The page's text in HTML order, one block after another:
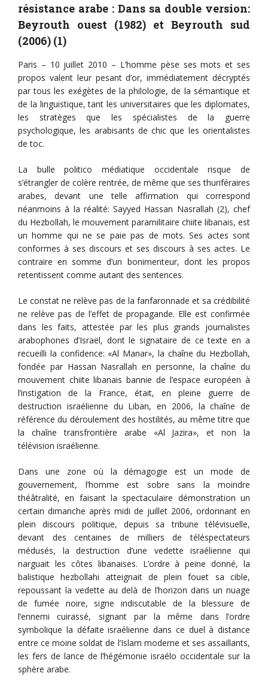
résistance arabe : Dans sa double version:
Beyrouth ouest (1982) et Beyrouth sud
(2006) (1)
Paris – 10 juillet 2010 – L’homme pèse ses mots et ses
propos valent leur pesant d’or, immédiatement décryptés
par tous les exégètes de la philologie, de la sémantique et
de la linguistique, tant les universitaires que les diplomates,
les stratèges que les spécialistes de la guerre
psychologique, les arabisants de chic que les orientalistes
de toc.
La bulle politico médiatique occidentale risque de
s’étrangler de colère rentrée, de même que ses thuriféraires
arabes, devant une telle affirmation qui correspond
néanmoins à la réalité: Sayyed Hassan Nasrallah (2), chef
du Hezbollah, le mouvement paramilitaire chiite libanais, est
un homme qui ne se paie pas de mots. Ses actes sont
conformes à ses discours et ses discours à ses actes. Le
contraire en somme d’un bonimenteur, dont les propos
retentissent comme autant des sentences.
Le constat ne relève pas de la fanfaronnade et sa crédibilité
ne relève pas de l’effet de propagande. Elle est confirmée
dans les faits, attestée par les plus grands journalistes
arabophones d’Israël, dont le signataire de ce texte en a
recueilli la confidence: «Al Manar», la chaîne du Hezbollah,
fondée par Hassan Nasrallah en personne, la chaîne du
mouvement chiite libanais bannie de l’espace européen à
l’instigation de la France, était, en pleine guerre de
destruction israélienne du Liban, en 2006, la chaîne de
référence du déroulement des hostilités, au même titre que
la chaîne transfrontière arabe «Al Jazira», et non la
télévision israélienne.
Dans une zone où la démagogie est un mode de
gouvernement, l’homme est sobre sans la moindre
théâtralité, en faisant la spectaculaire démonstration un
certain dimanche après midi de juillet 2006, ordonnant en
plein discours politique, depuis sa tribune télévisuelle,
devant des centaines de milliers de téléspectateurs
médusés, la destruction d’une vedette israélienne qui
narguait les côtes libanaises. L’ordre à peine donné, la
balistique hezbollahi atteignait de plein fouet sa cible,
repoussant la vedette au delà de l’horizon dans un nuage
de fumée noire, signe indiscutable de la blessure de
l’ennemi cuirassé, signant par la même dans l’ordre
symbolique la défaite israélienne dans ce duel à distance
entre ce moine soldat de l’Islam moderne et ses assaillants,
les fers de lance de l’hégémonie israélo occidentale sur la
sphère arabe.